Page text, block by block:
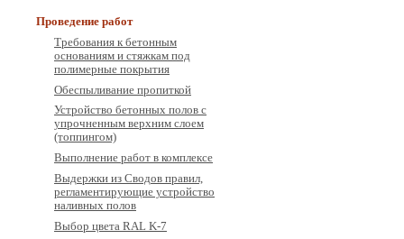
Проведение работ
Требования к бетонным
основаниям и стяжкам под
полимерные покрытия
Обеспыливание пропиткой
Устройство бетонных полов с
упрочненным верхним слоем
(топпингом)
Выполнение работ в комплексе
Выдержки из Сводов правил,
регламентирующие устройство
наливных полов
Выбор цвета RAL K-7